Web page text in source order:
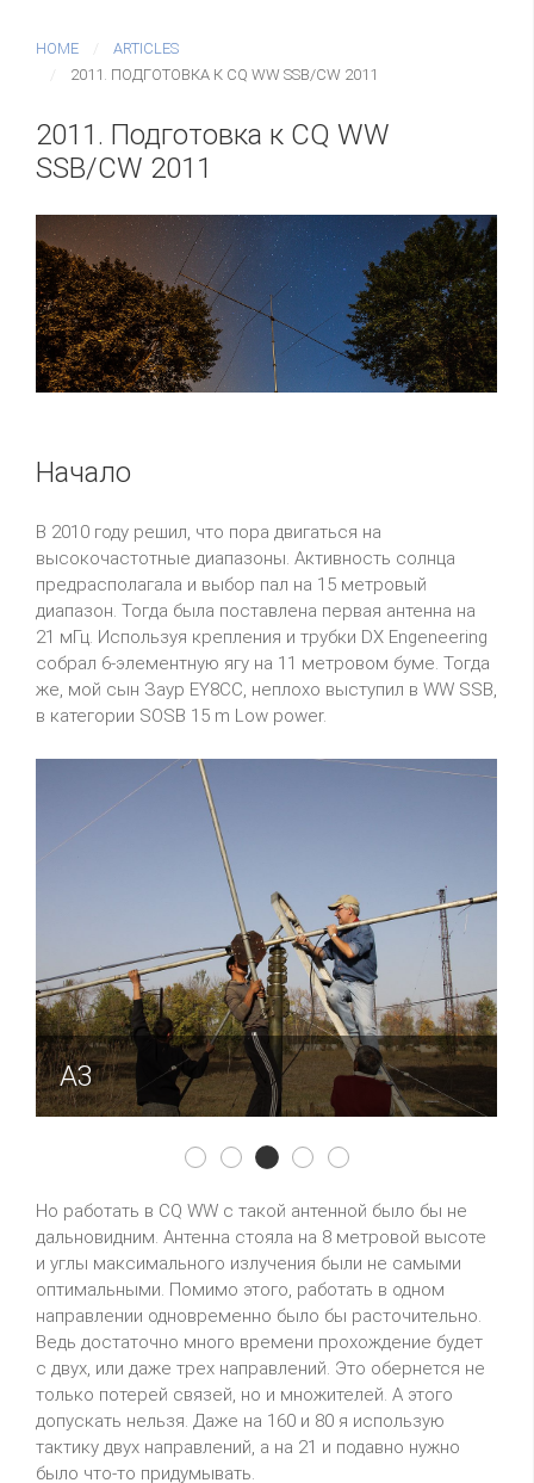
HOME
ARTICLES
2011. ПОДГОТОВКА К CQ WW SSB/CW 2011
2011. Подготовка к CQ WW
SSB/CW 2011
Начало
В 2010 году решил, что пора двигаться на
высокочастотные диапазоны. Активность солнца
предрасполагала и выбор пал на 15 метровый
диапазон. Тогда была поставлена первая антенна на
21 мГц. Используя крепления и трубки DX Engeneering
собрал 6-элементную ягу на 11 метровом буме. Тогда
же, мой сын Заур EY8CC, неплохо выступил в WW SSB,
в категории SOSB 15 m Low power.
A3
A1 A2 A3 A4 A5
Но работать в CQ WW с такой антенной было бы не
дальновидним. Антенна стояла на 8 метровой высоте
и углы максимального излучения были не самыми
оптимальными. Помимо этого, работать в одном
направлении одновременно было бы расточительно.
Ведь достаточно много времени прохождение будет
с двух, или даже трех направлений. Это обернется не
только потерей связей, но и множителей. А этого
допускать нельзя. Даже на 160 и 80 я использую
тактику двух направлений, а на 21 и подавно нужно
было что-то придумывать.